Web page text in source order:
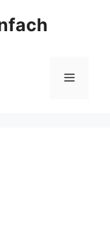
Menü